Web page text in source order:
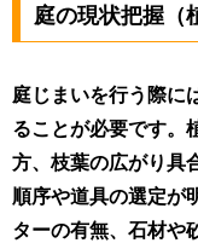
庭の現状把握（
庭じまいを行う際に
ることが必要です。
方、枝葉の広がり具
順序や道具の選定が
ターの有無、石材や